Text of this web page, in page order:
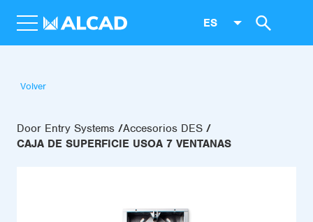
ES
Volver
Door Entry Systems Accesorios DES
CAJA DE SUPERFICIE USOA 7 VENTANAS